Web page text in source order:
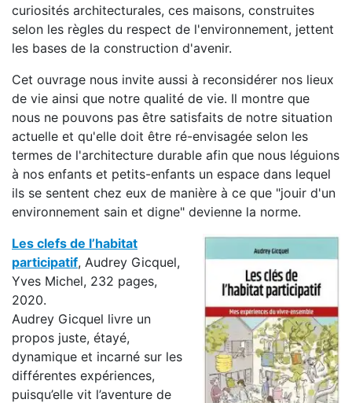
curiosités architecturales, ces maisons, construites
selon les règles du respect de l'environnement, jettent
les bases de la construction d'avenir.
Cet ouvrage nous invite aussi à reconsidérer nos lieux
de vie ainsi que notre qualité de vie. Il montre que
nous ne pouvons pas être satisfaits de notre situation
actuelle et qu'elle doit être ré-envisagée selon les
termes de l'architecture durable afin que nous léguions
à nos enfants et petits-enfants un espace dans lequel
ils se sentent chez eux de manière à ce que "jouir d'un
environnement sain et digne" devienne la norme.
Les clefs de l’habitat
participatif, Audrey Gicquel,
Yves Michel, 232 pages,
2020.
Audrey Gicquel livre un
propos juste, étayé,
dynamique et incarné sur les
différentes expériences,
puisqu’elle vit l’aventure de